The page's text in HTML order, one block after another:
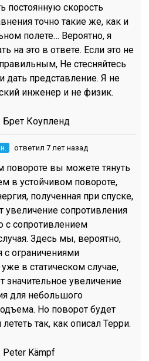
постоянную скорость
точно такие же, как и
полете… Вероятно, я
на это в ответе. Если это не
Не стесняйтесь
дать представление. Я не
инженер и не физик.
Брет Коупленд
ответил 7 лет назад
повороте вы можете тянуть
в устойчивом повороте,
полученная при спуске,
увеличение сопротивления
с сопротивлением
Здесь мы, вероятно,
с ограничениями
в статическом случае,
значительное увеличение
для небольшого
Но поворот будет
так, как описал Терри.
Peter Kämpf